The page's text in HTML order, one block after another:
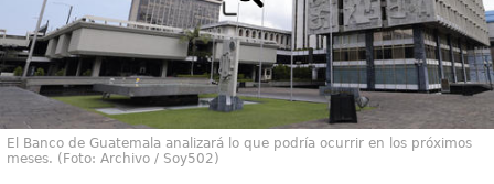
El Banco de Guatemala analizará lo que podría ocurrir en los próximos
meses. (Foto: Archivo / Soy502)